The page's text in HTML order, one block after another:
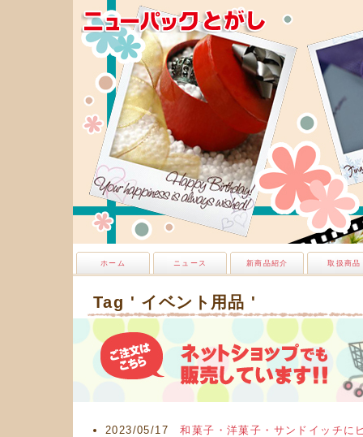
ホーム ニュース 新商品紹介 取扱商品
Tag ' イベント用品 '
2023/05/17和菓子・洋菓子・サンドイッチに